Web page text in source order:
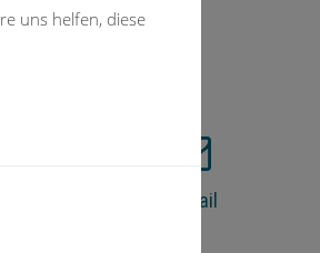
uns helfen, diese
E-Mail